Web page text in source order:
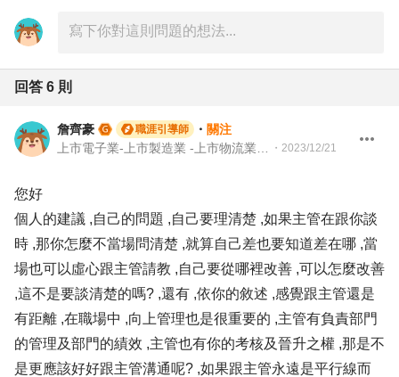
回答 6 則
詹齊豪 職涯引導師 ・ 關注
・ 2023/12/21
您好
個人的建議 ,自己的問題 ,自己要理清楚 ,如果主管在跟你談
時 ,那你怎麼不當場問清楚 ,就算自己差也要知道差在哪 ,當
場也可以虛心跟主管請教 ,自己要從哪裡改善 ,可以怎麼改善
,這不是要談清楚的嗎? ,還有 ,依你的敘述 ,感覺跟主管還是
有距離 ,在職場中 ,向上管理也是很重要的 ,主管有負責部門
的管理及部門的績效 ,主管也有你的考核及晉升之權 ,那是不
是更應該好好跟主管溝通呢? ,如果跟主管永遠是平行線而